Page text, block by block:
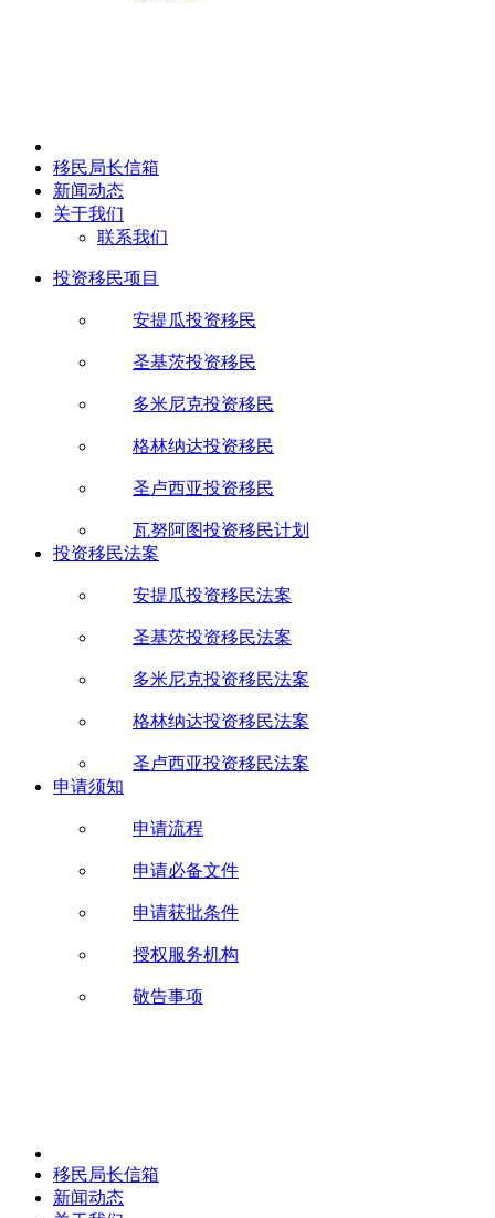
移民局长信箱
新闻动态
关于我们
联系我们
投资移民项目
安提瓜投资移民
圣基茨投资移民
多米尼克投资移民
格林纳达投资移民
圣卢西亚投资移民
瓦努阿图投资移民计划
投资移民法案
安提瓜投资移民法案
圣基茨投资移民法案
多米尼克投资移民法案
格林纳达投资移民法案
圣卢西亚投资移民法案
申请须知
申请流程
申请必备文件
申请获批条件
授权服务机构
敬告事项
移民局长信箱
新闻动态